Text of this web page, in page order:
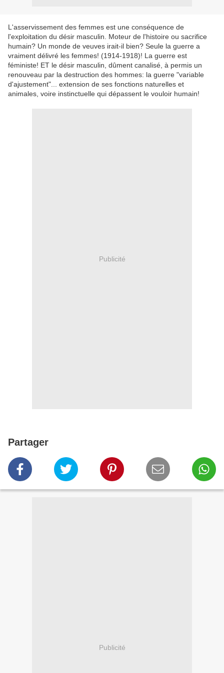
L'asservissement des femmes est une conséquence de
l'exploitation du désir masculin. Moteur de l'histoire ou sacrifice
humain? Un monde de veuves irait-il bien? Seule la guerre a
vraiment délivré les femmes! (1914-1918)! La guerre est
féministe! ET le désir masculin, dûment canalisé, à permis un
renouveau par la destruction des hommes: la guerre "variable
d'ajustement"... extension de ses fonctions naturelles et
animales, voire instinctuelle qui dépassent le vouloir humain!
Publicité
Partager
Publicité